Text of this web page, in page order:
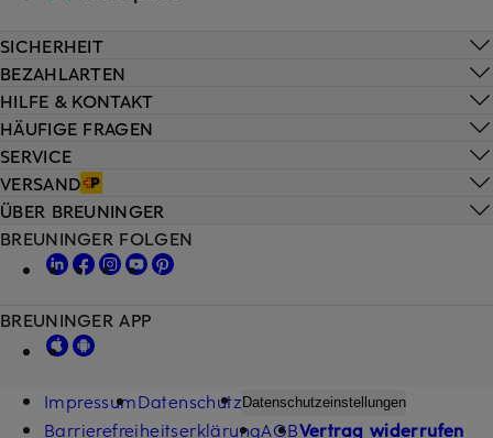
HILFE & KONTAKT
HÄUFIGE FRAGEN
SERVICE
VERSAND
SICHERHEIT
BEZAHLARTEN
ÜBER BREUNINGER
BREUNINGER FOLGEN
BREUNINGER APP
ImpressumDatenschutz Datenschutzeinstellungen
BarrierefreiheitserklärungAGBVertrag widerrufen